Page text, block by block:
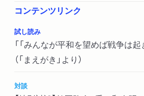
コンテンツリンク
試し読み
「「みんなが平和を望めば戦争は起
（「まえがき」より）
対談